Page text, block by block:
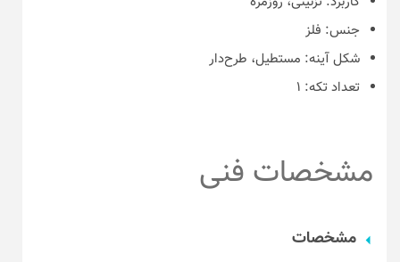
جنس: فلز
شکل آینه: مستطیل، طرح‌دار
تعداد تکه: ۱
مشخصات فنی
مشخصات